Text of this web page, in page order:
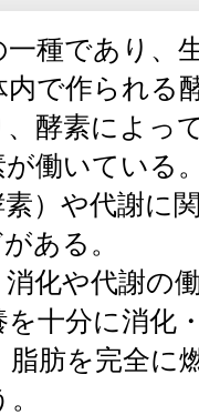
種であり、
で作られる
酵素によっ
働いている
）や代謝に
ある。
化や代謝の
十分に消化
肪を完全に